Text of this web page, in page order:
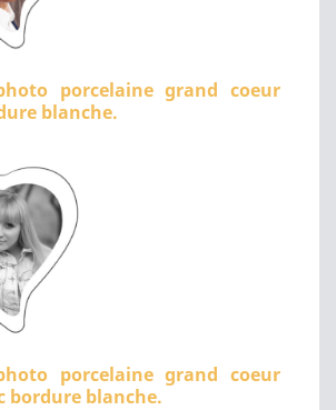
porcelaine grand coeur
blanche.
porcelaine grand coeur
bordure blanche.